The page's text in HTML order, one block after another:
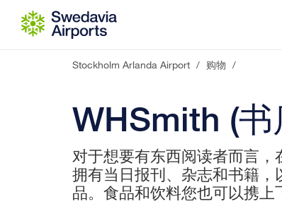
Go to content
Stockholm Arlanda Airport / 购物 /
WHSmith (书
对于想要有东西阅读者而言
拥有当日报刊、杂志和书籍
品。食品和饮料您也可以携上